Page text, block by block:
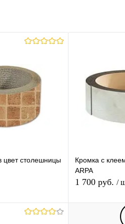
цвет столешницы
Кромка с
ARPA
1 700 руб. /